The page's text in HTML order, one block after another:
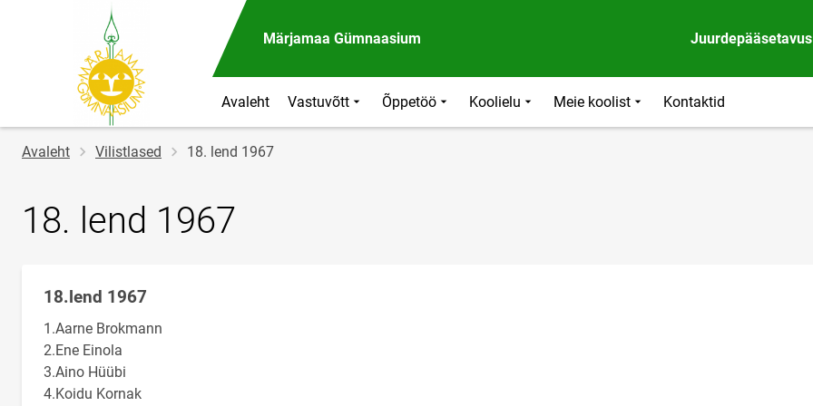
Märjamaa Gümnaasium Juurdepääsetavus
Avaleht Vastuvõtt Õppetöö Koolielu Meie koolist Kontaktid
Jälglink
Avaleht Vilistlased 18. lend 1967
18. lend 1967
Klassi
nimi
18.lend 1967
1.Aarne Brokmann
2.Ene Einola
3.Aino Hüübi
4.Koidu Kornak